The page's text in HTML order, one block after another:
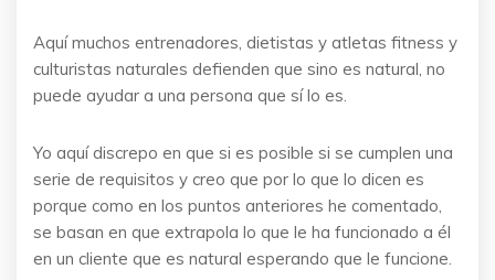
Aquí muchos entrenadores, dietistas y atletas fitness y
culturistas naturales defienden que sino es natural, no
puede ayudar a una persona que sí lo es.
Yo aquí discrepo en que si es posible si se cumplen una
serie de requisitos y creo que por lo que lo dicen es
porque como en los puntos anteriores he comentado,
se basan en que extrapola lo que le ha funcionado a él
en un cliente que es natural esperando que le funcione.